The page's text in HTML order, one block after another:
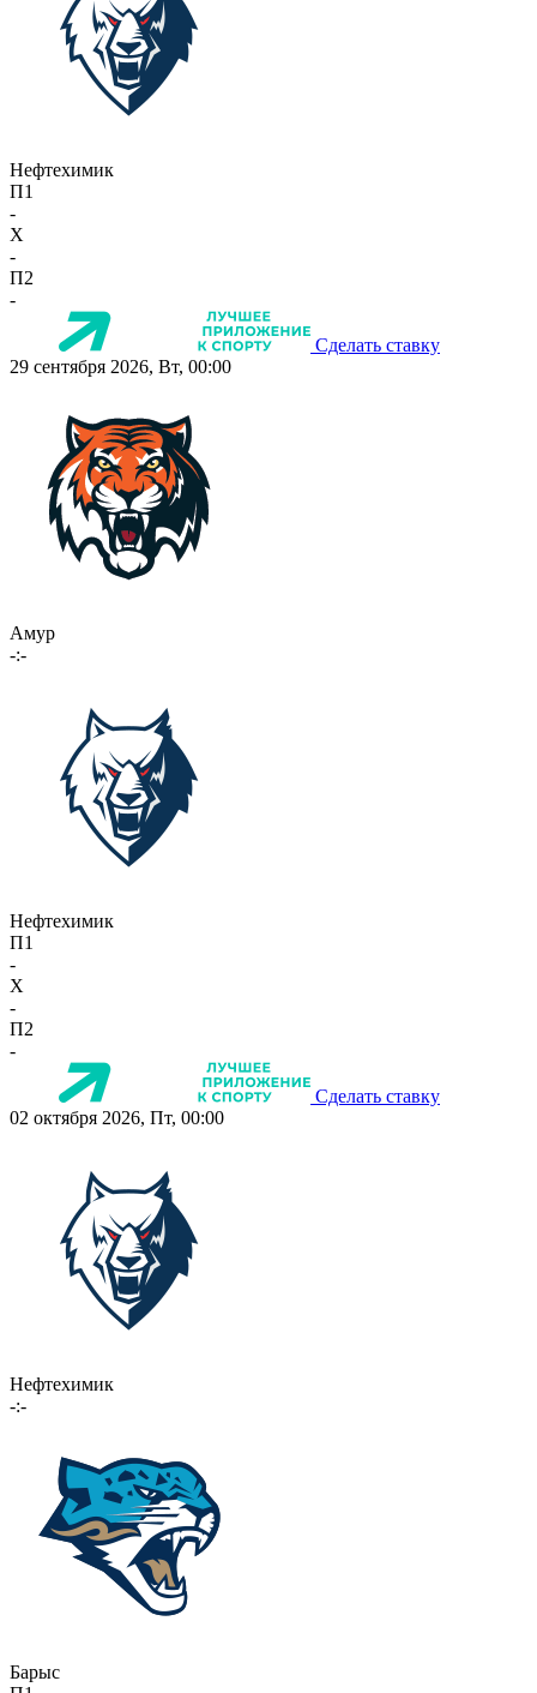
Нефтехимик
П1
-
X
-
П2
-
Сделать ставку
29 сентября 2026, Вт, 00:00
Амур
-:-
Нефтехимик
П1
-
X
-
П2
-
Сделать ставку
02 октября 2026, Пт, 00:00
Нефтехимик
-:-
Барыс